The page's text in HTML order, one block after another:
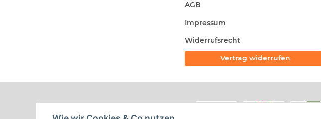
AGB
Impressum
Widerrufsrecht
Vertrag widerrufen